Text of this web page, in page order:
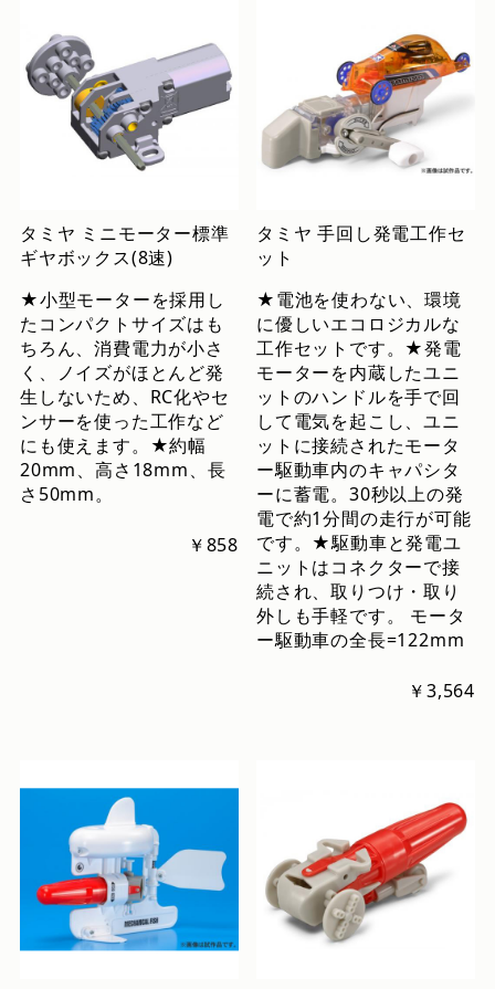
タミヤ ミニモーター標準
ギヤボックス(8速)
★小型モーターを採用し
たコンパクトサイズはも
ちろん、消費電力が小さ
く、ノイズがほとんど発
生しないため、RC化やセ
ンサーを使った工作など
にも使えます。★約幅
20mm、高さ18mm、長
さ50mm。
￥858
タミヤ 手回し発電工作セ
ット
★電池を使わない、環境
に優しいエコロジカルな
工作セットです。★発電
モーターを内蔵したユニ
ットのハンドルを手で回
して電気を起こし、ユニ
ットに接続されたモータ
ー駆動車内のキャパシタ
ーに蓄電。30秒以上の発
電で約1分間の走行が可能
です。★駆動車と発電ユ
ニットはコネクターで接
続され、取りつけ・取り
外しも手軽です。 モータ
ー駆動車の全長=122mm
￥3,564